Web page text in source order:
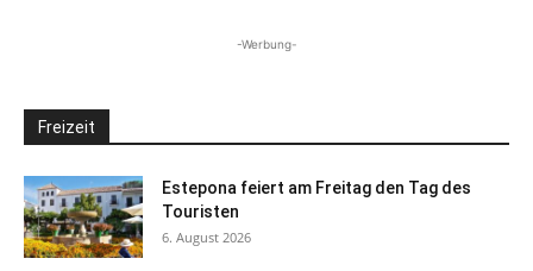
-Werbung-
Freizeit
Estepona feiert am Freitag den Tag des
Touristen
6. August 2026